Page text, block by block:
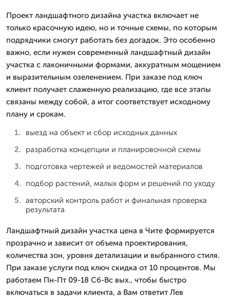
Проект ландшафтного дизайна участка включает не
только красочную идею, но и точные схемы, по которым
подрядчики смогут работать без догадок. Это особенно
важно, если нужен современный ландшафтный дизайн
участка с лаконичными формами, аккуратным мощением
и выразительным озеленением. При заказе под ключ
клиент получает слаженную реализацию, где все этапы
связаны между собой, а итог соответствует исходному
плану и срокам.
выезд на объект и сбор исходных данных
разработка концепции и планировочной схемы
подготовка чертежей и ведомостей материалов
подбор растений, малых форм и решений по уходу
авторский контроль работ и финальная проверка
результата
Ландшафтный дизайн участка цена в Чите формируется
прозрачно и зависит от объема проектирования,
количества зон, уровня детализации и выбранного стиля.
При заказе услуги под ключ скидка от 10 процентов. Мы
работаем Пн-Пт 09-18 Сб-Вс вых., чтобы быстро
включаться в задачи клиента, а Вам ответит Лев